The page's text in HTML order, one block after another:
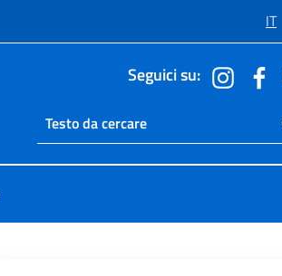
IT
Seguici su:
Ricerca sito live
Cerca nel sito